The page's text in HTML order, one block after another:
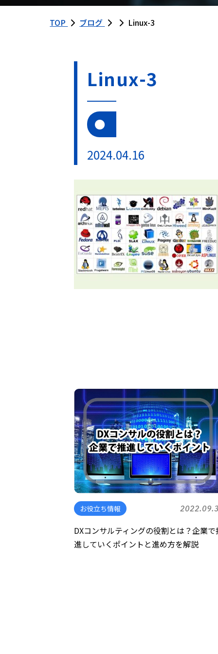
TOP ブログ Linux-3
Linux-3
2024.04.16
お役立ち情報
DXコンサルティングの役割とは？企業で
進していくポイントと進め方を解説